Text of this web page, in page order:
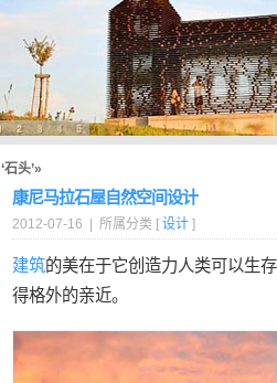
‘石头’»
康尼马拉石屋自然空间设计
2012-07-16 | 所属分类 [ 设计 ]
建筑的美在于它创造力人类可以生
得格外的亲近。